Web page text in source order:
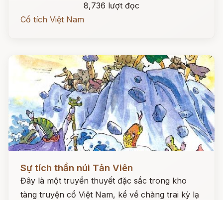
8,736 lượt đọc
Cổ tích Việt Nam
Sự tích thần núi Tản Viên
Đây là một truyền thuyết đặc sắc trong kho
tàng truyện cổ Việt Nam, kể về chàng trai kỳ lạ